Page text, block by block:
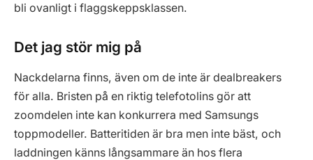
bli ovanligt i flaggskeppsklassen.
Det jag stör mig på
Nackdelarna finns, även om de inte är dealbreakers
för alla. Bristen på en riktig telefotolins gör att
zoomdelen inte kan konkurrera med Samsungs
toppmodeller. Batteritiden är bra men inte bäst, och
laddningen känns långsammare än hos flera